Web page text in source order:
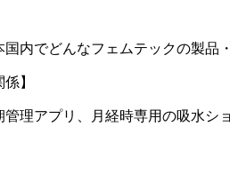
国内でどんなフェムテックの製品
係】
管理アプリ、月経時専用の吸水シ